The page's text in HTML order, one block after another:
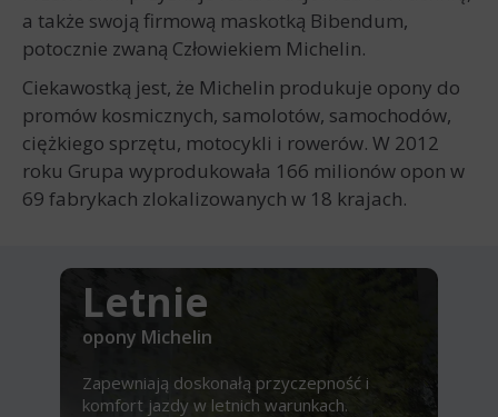
a także swoją firmową maskotką Bibendum,
potocznie zwaną Człowiekiem Michelin.
Ciekawostką jest, że Michelin produkuje opony do
promów kosmicznych, samolotów, samochodów,
ciężkiego sprzętu, motocykli i rowerów. W 2012
roku Grupa wyprodukowała 166 milionów opon w
69 fabrykach zlokalizowanych w 18 krajach.
Letnie
opony Michelin
Zapewniają doskonałą przyczepność i
komfort jazdy w letnich warunkach.